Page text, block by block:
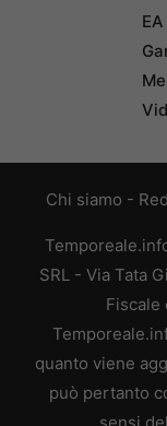
Chi siamo -
SRL - Via Tata
Fiscale
quanto viene
può pertanto